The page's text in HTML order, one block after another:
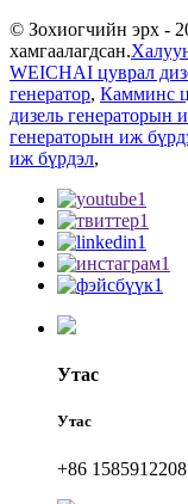
© Зохиогчийн эрх -
хамгаалагдсан.
WEICHAI цуврал
генератор, Камминс
дизель генераторын
генераторын иж
иж бүрдэл,
Утас
Утас
+86